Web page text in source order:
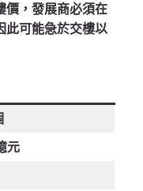
價，發展商必須在
此可能急於交樓以
元